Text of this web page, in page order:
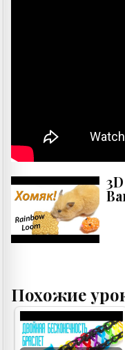
Похожие